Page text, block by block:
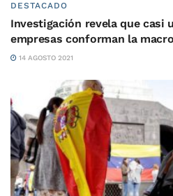
DESTACADO
Investigación revela que casi
empresas conforman la
14 AGOSTO 2021